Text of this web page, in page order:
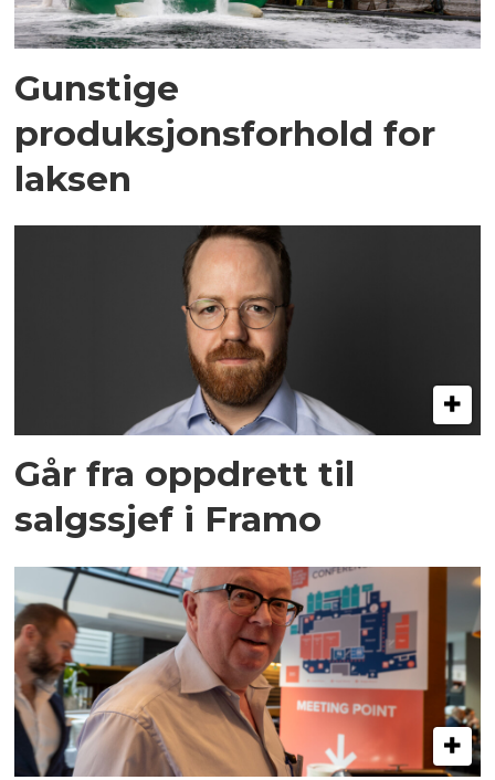
Gunstige
produksjonsforhold for
laksen
Går fra oppdrett til
salgssjef i Framo